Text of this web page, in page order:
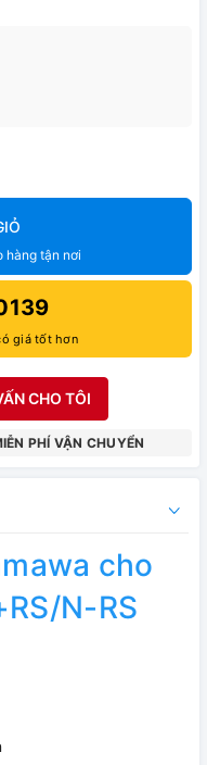
hàng tận nơi
giá tốt hơn
CHO TÔI
PHÍ VẬN CHUYỂN
cho
N-RS